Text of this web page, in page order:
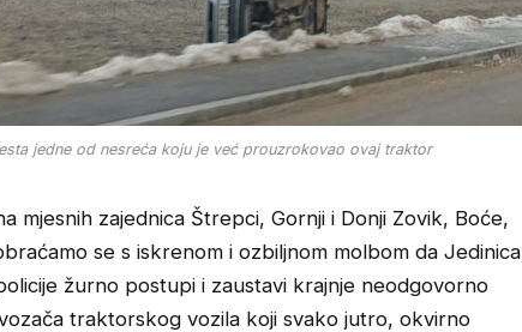
jedne od nesreća koju je već prouzrokovao ovaj traktor
mjesnih zajednica Štrepci, Gornji i Donji Zovik, Boće,
se s iskrenom i ozbiljnom molbom da Jedinica
žurno postupi i zaustavi krajnje neodgovorno
traktorskog vozila koji svako jutro, okvirno